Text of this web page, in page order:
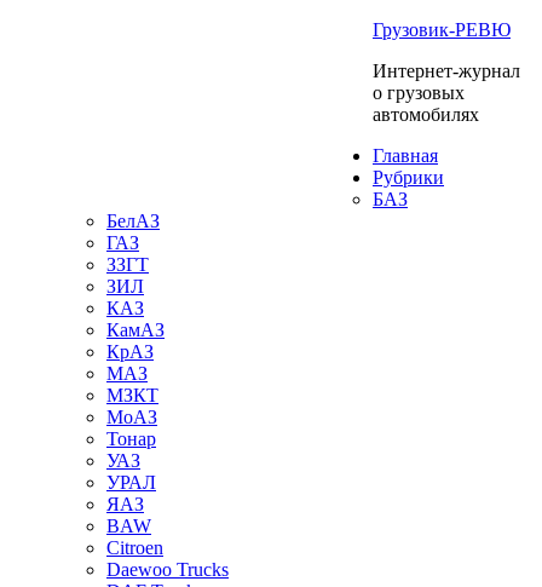
Грузовик-РЕВЮ
Интернет-журнал
о грузовых
автомобилях
Главная
Рубрики
БАЗ
БелАЗ
ГАЗ
ЗЗГТ
ЗИЛ
КАЗ
КамАЗ
КрАЗ
МАЗ
МЗКТ
МоАЗ
Тонар
УАЗ
УРАЛ
ЯАЗ
BAW
Citroen
Daewoo Trucks